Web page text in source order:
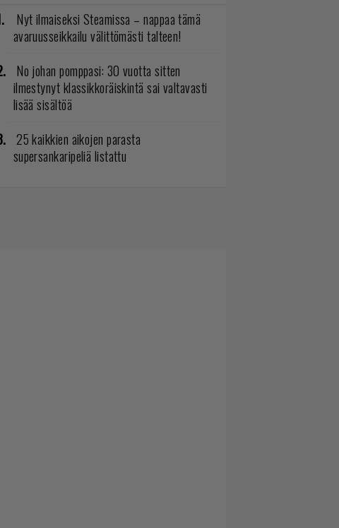
Nyt ilmaiseksi Steamissa – nappaa tämä
avaruusseikkailu välittömästi talteen!
No johan pomppasi: 30 vuotta sitten
ilmestynyt klassikkoräiskintä sai valtavasti
lisää sisältöä
25 kaikkien aikojen parasta
supersankaripeliä listattu